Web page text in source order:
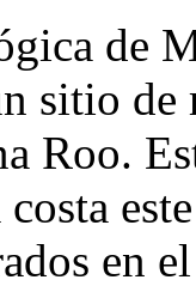
de
sitio
Roo.
en